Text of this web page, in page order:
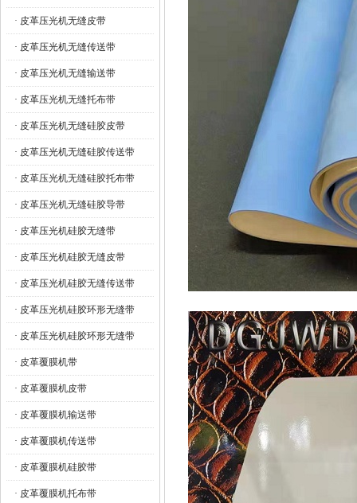
· 皮革压光机无缝皮带
· 皮革压光机无缝传送带
· 皮革压光机无缝输送带
· 皮革压光机无缝托布带
· 皮革压光机无缝硅胶皮带
· 皮革压光机无缝硅胶传送带
· 皮革压光机无缝硅胶托布带
· 皮革压光机无缝硅胶导带
· 皮革压光机硅胶无缝带
· 皮革压光机硅胶无缝皮带
· 皮革压光机硅胶无缝传送带
· 皮革压光机硅胶环形无缝带
· 皮革压光机硅胶环形无缝带
· 皮革覆膜机带
· 皮革覆膜机皮带
· 皮革覆膜机输送带
· 皮革覆膜机传送带
· 皮革覆膜机硅胶带
· 皮革覆膜机托布带